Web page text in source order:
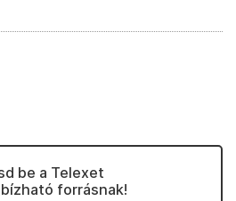
be a Telexet
forrásnak!